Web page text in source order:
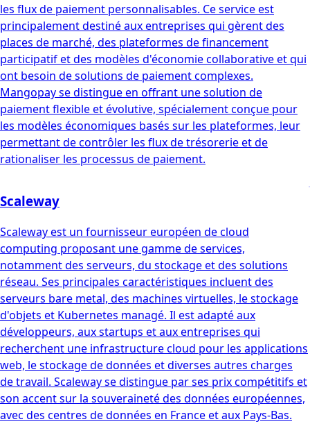
les flux de paiement personnalisables. Ce service est
principalement destiné aux entreprises qui gèrent des
places de marché, des plateformes de financement
participatif et des modèles d'économie collaborative et qui
ont besoin de solutions de paiement complexes.
Mangopay se distingue en offrant une solution de
paiement flexible et évolutive, spécialement conçue pour
les modèles économiques basés sur les plateformes, leur
permettant de contrôler les flux de trésorerie et de
rationaliser les processus de paiement.
Scaleway
Scaleway est un fournisseur européen de cloud
computing proposant une gamme de services,
notamment des serveurs, du stockage et des solutions
réseau. Ses principales caractéristiques incluent des
serveurs bare metal, des machines virtuelles, le stockage
d'objets et Kubernetes managé. Il est adapté aux
développeurs, aux startups et aux entreprises qui
recherchent une infrastructure cloud pour les applications
web, le stockage de données et diverses autres charges
de travail. Scaleway se distingue par ses prix compétitifs et
son accent sur la souveraineté des données européennes,
avec des centres de données en France et aux Pays-Bas.